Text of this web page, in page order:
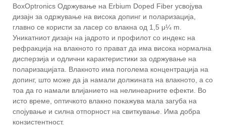
BoxOptronics Одржување на Erbium Doped Fiber усвојува
дизајн за одржување на висока допинг и поларизација,
главно се користи за ласер со влакна од 1,5 μ¼ m.
Уникатниот дизајн на јадрото и профилот со индекс на
рефракција на влакното го прават да има висока нормална
дисперзија и одлични карактеристики за одржување на
поларизацијата. Влакното има поголема концентрација на
допинг, што може да ја намали должината на влакното, а со
тоа да го намали влијанието на нелинеарните ефекти. Во
исто време, оптичкото влакно покажува мала загуба на
спојување и силна отпорност на свиткување. Има добра
конзистентност.